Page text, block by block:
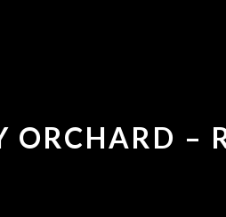
ORCHARD –